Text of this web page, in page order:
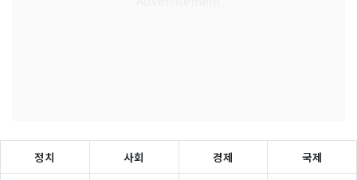
정치 사회 경제 국제